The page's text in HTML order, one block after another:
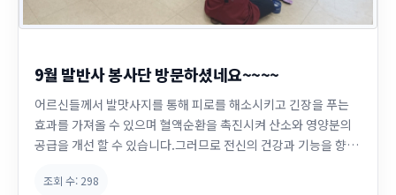
9월 발반사 봉사단 방문하셨네요~~~~
어르신들께서 발맛사지를 통해 피로를 해소시키고 긴장을 푸는
효과를 가져올 수 있으며 혈액순환을 촉진시켜 산소와 영양분의
공급을 개선 할 수 있습니다.그러므로 전신의 건강과 기능을 향상
도 하고~~~ 화기애애한 분위기 정말 좋은 시간이였습니다. 항상
조회 수: 298